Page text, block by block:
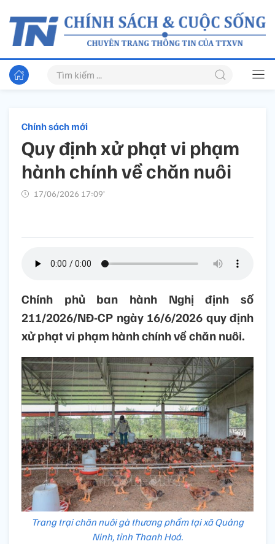
Chính sách mới
Quy định xử phạt vi phạm
hành chính về chăn nuôi
17/06/2026 17:09’
Chính phủ ban hành Nghị định số
211/2026/NĐ-CP ngày 16/6/2026 quy định
xử phạt vi phạm hành chính về chăn nuôi.
Trang trại chăn nuôi gà thương phẩm tại xã Quảng
Ninh, tỉnh Thanh Hoá.